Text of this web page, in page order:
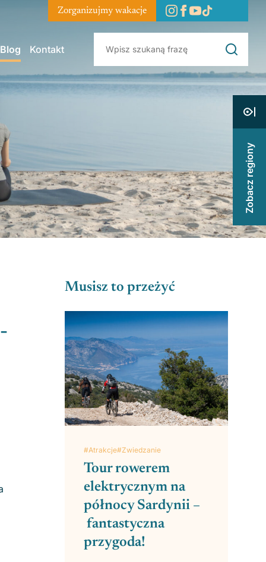
Blog Kontakt
Zorganizujmy wakacje
Musisz to przeżyć
#Atrakcje#Zwiedzanie
Tour rowerem
elektrycznym na
północy Sardynii –
fantastyczna
przygoda!
Zobacz regiony